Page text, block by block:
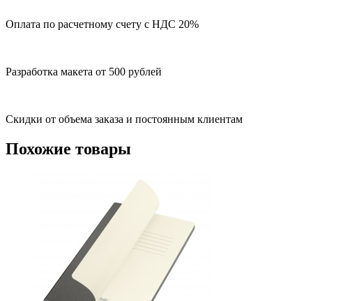
Оплата по расчетному счету с НДС 20%
Разработка макета от 500 рублей
Скидки от объема заказа и постоянным клиентам
Похожие товары